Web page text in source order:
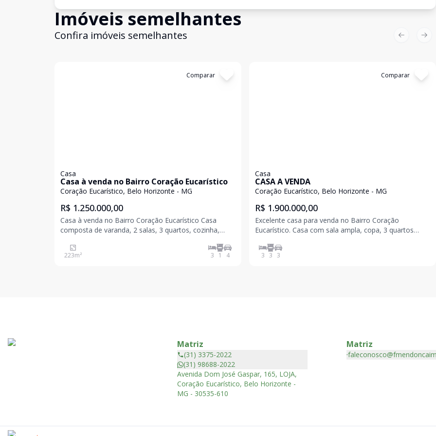
Imóveis semelhantes
Confira imóveis semelhantes
Comparar
Casa
Casa à venda no Bairro Coração Eucarístico
Coração Eucarístico, Belo Horizonte - MG
R$ 1.250.000,00
Casa à venda no Bairro Coração Eucarístico Casa
composta de varanda, 2 salas, 3 quartos, cozinha,
banho, alugadas por R$ 1.000,00 cada. Lote 009A
quarteirão 104 - 19 metros de frente por 20 metros de
223m² 3 1 4
Comparar
Casa
CASA A VENDA
Coração Eucarístico, Belo Horizonte - MG
R$ 1.900.000,00
Excelente casa para venda no Bairro Coração
Eucarístico. Casa com sala ampla, copa, 3 quartos
D.C.E, quintal amplo com diversos tipos de plantas.
Excelente localização.
3 3 3
Previous
Matriz
(31) 3375-2022
(31) 98688-2022
Avenida Dom José Gaspar, 165, LOJA,
Coração Eucarístico, Belo Horizonte -
MG - 30535-610
Matriz